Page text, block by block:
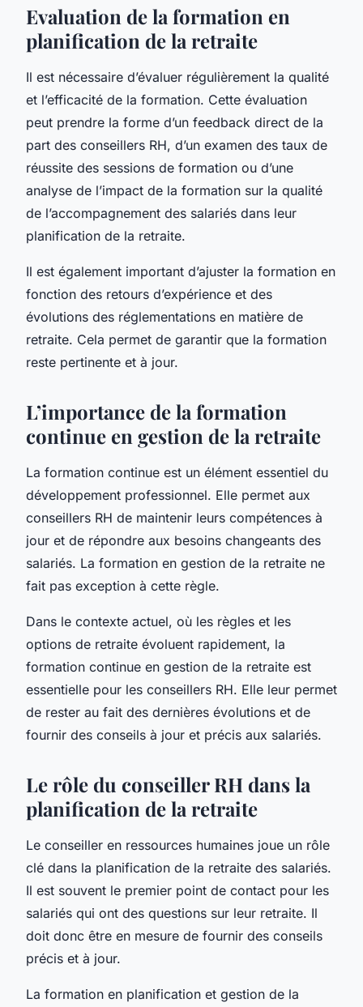
Evaluation de la formation en
planification de la retraite
Il est nécessaire d’évaluer régulièrement la qualité
et l’efficacité de la formation. Cette évaluation
peut prendre la forme d’un feedback direct de la
part des conseillers RH, d’un examen des taux de
réussite des sessions de formation ou d’une
analyse de l’impact de la formation sur la qualité
de l’accompagnement des salariés dans leur
planification de la retraite.
Il est également important d’ajuster la formation en
fonction des retours d’expérience et des
évolutions des réglementations en matière de
retraite. Cela permet de garantir que la formation
reste pertinente et à jour.
L’importance de la formation
continue en gestion de la retraite
La formation continue est un élément essentiel du
développement professionnel. Elle permet aux
conseillers RH de maintenir leurs compétences à
jour et de répondre aux besoins changeants des
salariés. La formation en gestion de la retraite ne
fait pas exception à cette règle.
Dans le contexte actuel, où les règles et les
options de retraite évoluent rapidement, la
formation continue en gestion de la retraite est
essentielle pour les conseillers RH. Elle leur permet
de rester au fait des dernières évolutions et de
fournir des conseils à jour et précis aux salariés.
Le rôle du conseiller RH dans la
planification de la retraite
Le conseiller en ressources humaines joue un rôle
clé dans la planification de la retraite des salariés.
Il est souvent le premier point de contact pour les
salariés qui ont des questions sur leur retraite. Il
doit donc être en mesure de fournir des conseils
précis et à jour.
La formation en planification et gestion de la